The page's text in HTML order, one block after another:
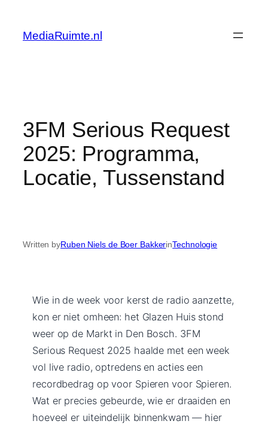
content
MediaRuimte.nl
3FM Serious Request
2025: Programma,
Locatie, Tussenstand
Written byRuben Niels de Boer BakkerinTechnologie
Wie in de week voor kerst de radio aanzette,
kon er niet omheen: het Glazen Huis stond
weer op de Markt in Den Bosch. 3FM
Serious Request 2025 haalde met een week
vol live radio, optredens en acties een
recordbedrag op voor Spieren voor Spieren.
Wat er precies gebeurde, wie er draaiden en
hoeveel er uiteindelijk binnenkwam — hier